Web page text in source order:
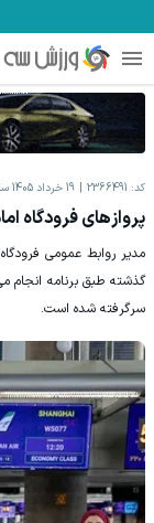
کد: 2366491 19 خرداد 1405 ساعت 14:46
پروازهای فرودگاه
مدیر روابط عمومی
گذشته طبق برنامه انجام
سرگرفته شده است.